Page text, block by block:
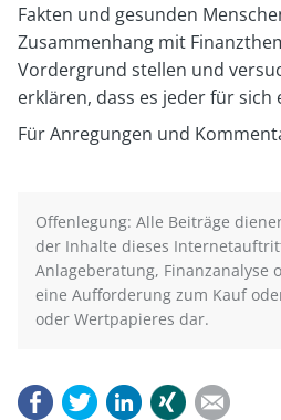
Fakten und gesunden
Zusammenhang mit
Vordergrund stellen und
erklären, dass es jeder für sich
Für Anregungen und
Offenlegung: Alle Beiträge
der Inhalte dieses
Anlageberatung, Finanzanalyse
eine Aufforderung zum Kauf
oder Wertpapieres dar.
FacebookTwitterLinkedIn
Xing